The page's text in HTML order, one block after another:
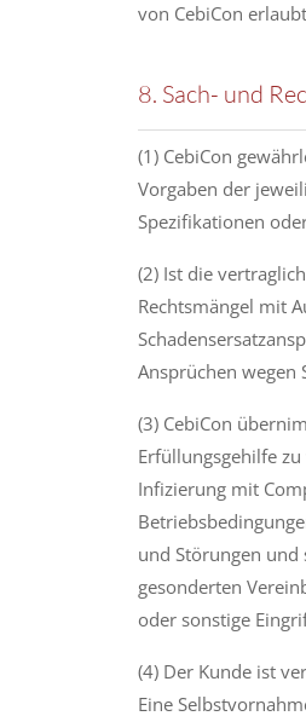
von CebiCon
8. Sach- und
(1) CebiCon
Vorgaben der
Spezifikationen
(2) Ist die
Rechtsmängel mit
Ansprüchen wegen
(3) CebiCon
Erfüllungsgehilfe
Infizierung mit
und Störungen und
gesonderten
oder sonstige
(4) Der Kunde ist
Eine